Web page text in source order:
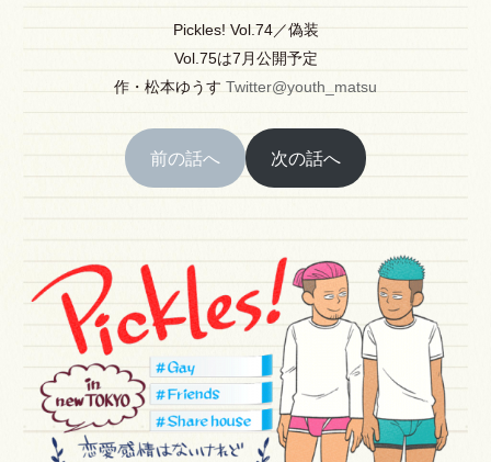
Pickles! Vol.74／偽装
Vol.75は7月公開予定
作 ・ 松本ゆうす Twitter@youth_matsu
前の話へ 次の話へ